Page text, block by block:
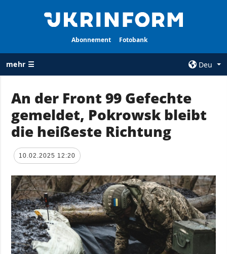
Abonnement Fotobank
mehr ☰
Deu
ALLE
RUBRIKEN
Krieg
Wiederaufbau
Politik
Wirtschaft
Militär
Gesellschaft und
Kultur
AGENTUR
Über uns
Politik zur
Vertraulichkeit
und zum Schutz
personenbezogener
Daten
An der Front 99 Gefechte
gemeldet, Pokrowsk bleibt
die heißeste Richtung
10.02.2025 12:20